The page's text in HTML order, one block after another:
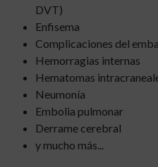
DVT)
Enfisema
Complicaciones del
Hemorragias internas
Hematomas
Neumonía
Embolia pulmonar
Derrame cerebral
y mucho más...